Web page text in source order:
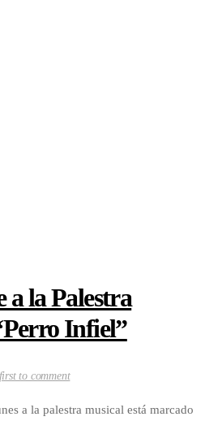
a la Palestra
Infiel”
to comment
a la palestra musical está marcado